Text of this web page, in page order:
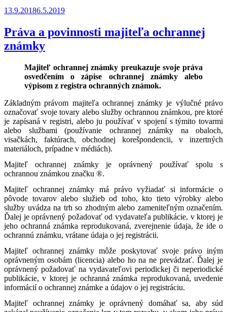
Publikované
13.9.20186.5.2019
Práva a povinnosti majiteľa ochrannej
známky
Majiteľ ochrannej známky preukazuje svoje práva
osvedčením o zápise ochrannej známky alebo
výpisom z registra ochranných známok.
Základným právom majiteľa ochrannej známky je výlučné právo
označovať svoje tovary alebo služby ochrannou známkou, pre ktoré
je zapísaná v registri, alebo ju používať v spojení s týmito tovarmi
alebo službami (používanie ochrannej známky na obaloch,
visačkách, faktúrach, obchodnej korešpondencii, v inzertných
materiáloch, prípadne v médiách).
Majiteľ ochrannej známky je oprávnený používať spolu s
ochrannou známkou značku ®.
Majiteľ ochrannej známky má právo vyžiadať si informácie o
pôvode tovarov alebo služieb od toho, kto tieto výrobky alebo
služby uvádza na trh so zhodným alebo zameniteľným označením.
Ďalej je oprávnený požadovať od vydavateľa publikácie, v ktorej je
jeho ochranná známka reprodukovaná, zverejnenie údaja, že ide o
ochrannú známku, vrátane údaja o jej registrácii.
Majiteľ ochrannej známky môže poskytovať svoje právo iným
oprávneným osobám (licencia) alebo ho na ne prevádzať. Ďalej je
oprávnený požadovať na vydavateľovi periodickej či neperiodické
publikácie, v ktorej je ochranná známka reprodukovaná, uvedenie
informácií o ochrannej známke a údajov o jej registráciu.
Majiteľ ochrannej známky je oprávnený domáhať sa, aby súd